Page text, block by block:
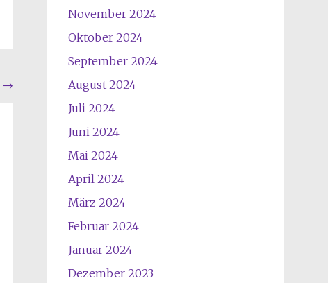
→
November 2024
Oktober 2024
September 2024
August 2024
Juli 2024
Juni 2024
Mai 2024
April 2024
März 2024
Februar 2024
Januar 2024
Dezember 2023